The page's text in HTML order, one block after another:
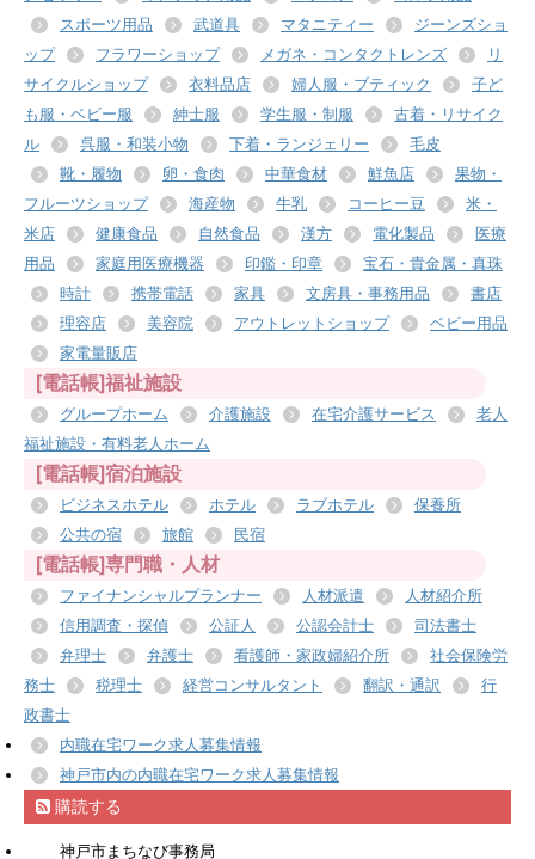
スポーツ用品
武道具 マタニティー
ジーンズショ
ップ
フラワーショップ メガネ・コンタクトレンズ
リ
サイクルショップ
衣料品店 婦人服・ブティック
子ど
も服・ベビー服
紳士服 学生服・制服
古着・リサイク
ル
呉服・和装小物 下着・ランジェリー
毛皮
靴・履物
卵・食肉 中華食材 鮮魚店
果物・
フルーツショップ
海産物 牛乳 コーヒー豆
米・
米店
健康食品 自然食品 漢方 電化製品
医療
用品
家庭用医療機器 印鑑・印章
宝石・貴金属・真珠
時計
携帯電話 家具 文房具・事務用品
書店
理容店
美容院 アウトレットショップ
ベビー用品
家電量販店
[電話帳]福祉施設
グループホーム 介護施設 在宅介護サービス
老人
福祉施設・有料老人ホーム
[電話帳]宿泊施設
ビジネスホテル ホテル ラブホテル
保養所
公共の宿
旅館 民宿
[電話帳]専門職・人材
ファイナンシャルプランナー 人材派遣
人材紹介所
信用調査・探偵
公証人 公認会計士
司法書士
弁理士
弁護士 看護師・家政婦紹介所
社会保険労
務士
税理士 経営コンサルタント 翻訳・通訳
行
政書士
内職在宅ワーク求人募集情報
神戸市内の内職在宅ワーク求人募集情報
購読する
神戸市まちなび事務局